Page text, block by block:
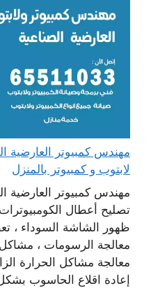
لابتوب و كمبيوتر بالمنزل
مهندس كمبيوتر العارضية
تصليح أعطال
ظهور الشاشة السوداء ،
معالجة الرسومات ،
معالجة مشاكل الحرارة
إعادة اقلاع الحاسوب